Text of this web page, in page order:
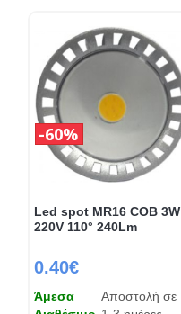
Led spot MR16 COB 3W
220V 110° 240Lm
0.40€
60%
Άμεσα
Αποστολή σε